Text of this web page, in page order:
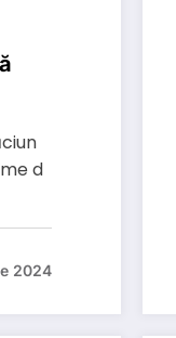
d
2024